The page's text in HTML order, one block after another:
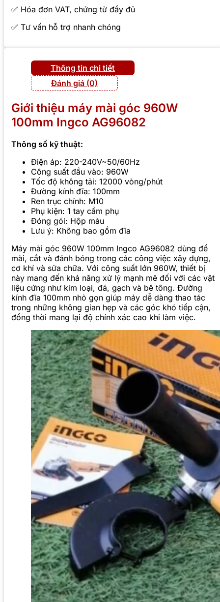
✅ Hóa đơn VAT, chứng từ đầy đủ
✅ Tư vấn hỗ trợ nhanh chóng
Thông tin chi tiết
Đánh giá (0)
Giới thiệu máy mài góc 960W
100mm Ingco AG96082
Thông số kỹ thuật:
Điện áp: 220-240V~50/60Hz
Công suất đầu vào: 960W
Tốc độ không tải: 12000 vòng/phút
Đường kính đĩa: 100mm
Ren trục chính: M10
Phụ kiện: 1 tay cầm phụ
Đóng gói: Hộp màu
Lưu ý: Không bao gồm đĩa
Máy mài góc 960W 100mm Ingco AG96082 dùng để
mài, cắt và đánh bóng trong các công việc xây dựng,
cơ khí và sửa chữa. Với công suất lớn 960W, thiết bị
này mang đến khả năng xử lý mạnh mẽ đối với các vật
liệu cứng như kim loại, đá, gạch và bê tông. Đường
kính đĩa 100mm nhỏ gọn giúp máy dễ dàng thao tác
trong những không gian hẹp và các góc khó tiếp cận,
đồng thời mang lại độ chính xác cao khi làm việc.